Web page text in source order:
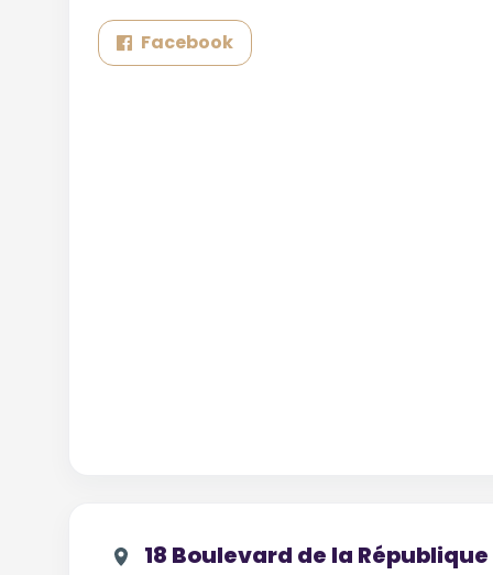
Facebook
18 Boulevard de la République